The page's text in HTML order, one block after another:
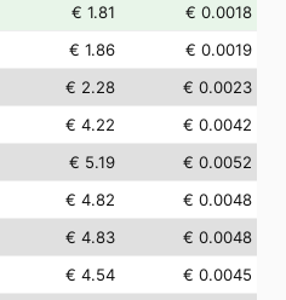
€ 1.81
€ 0.0018
€ 1.86
€ 0.0019
€ 2.28
€ 0.0023
€ 4.22
€ 0.0042
€ 5.19
€ 0.0052
€ 4.82
€ 0.0048
€ 4.83
€ 0.0048
€ 4.54
€ 0.0045